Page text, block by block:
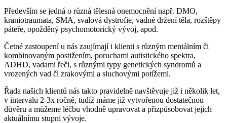
Především se jedná o různá tělesná onemocnění např. DMO,
kraniotraumata, SMA, svalová dystrofie, vadné držení těla, rozštěpy
páteře, opožděný psychomotorický vývoj, apod.
Četné zastoupení u nás zaujímají i klienti s různým mentálním či
kombinovaným postižením, poruchami autistického spektra,
ADHD, vadami řeči, s různými typy genetických syndromů a
vrozených vad či zrakovými a sluchovými potížemi.
Řada našich klientů nás takto pravidelně navštěvuje již i několik let,
v intervalu 2-3x ročně, tudíž máme již vytvořenou dostatečnou
důvěru a můžeme léčbu vhodně upravovat a přizpůsobovat jejich
aktuálnímu stupni vývoje.